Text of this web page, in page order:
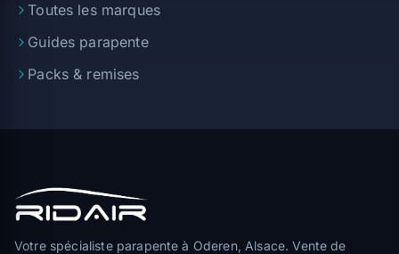
Toutes les marques
Guides parapente
Packs & remises
Votre spécialiste parapente à Oderen, Alsace. Vente de